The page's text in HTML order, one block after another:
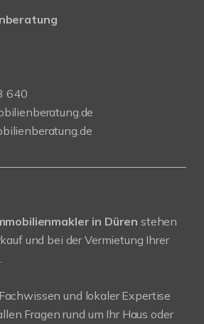
640
in Düren stehen
und bei der Vermietung Ihrer
und lokaler Expertise
Fragen rund um Ihr Haus oder